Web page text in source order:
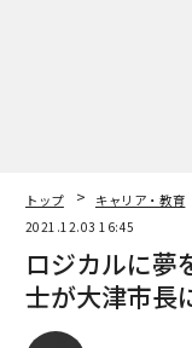
トップ キャリア・教育
2021.12.03 16:45
ロジカルに夢
士が大津市長